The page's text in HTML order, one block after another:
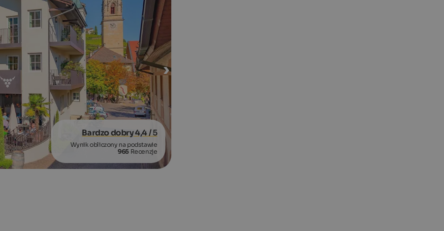
Bardzo dobry 4,4/ 5
Wynik obliczony na podstawie
965 Recenzje